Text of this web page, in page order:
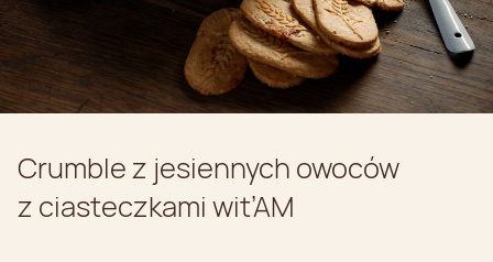
Crumble z jesiennych owoców
z ciasteczkami wit’AM